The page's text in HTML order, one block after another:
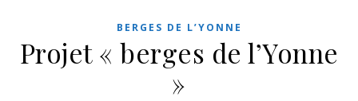
BERGES DE L’YONNE
Projet « berges de l’Yonne
»